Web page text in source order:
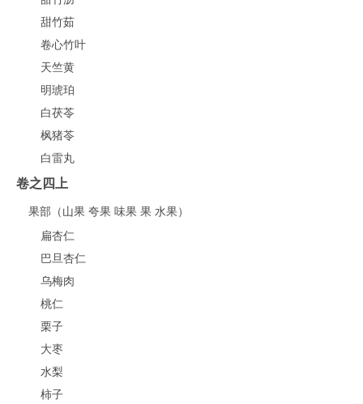
甜竹茹
卷心竹叶
天竺黄
明琥珀
白茯苓
枫猪苓
白雷丸
卷之四上
果部（山果 夸果 味果 果 水果）
扁杏仁
巴旦杏仁
乌梅肉
桃仁
栗子
大枣
水梨
柿子